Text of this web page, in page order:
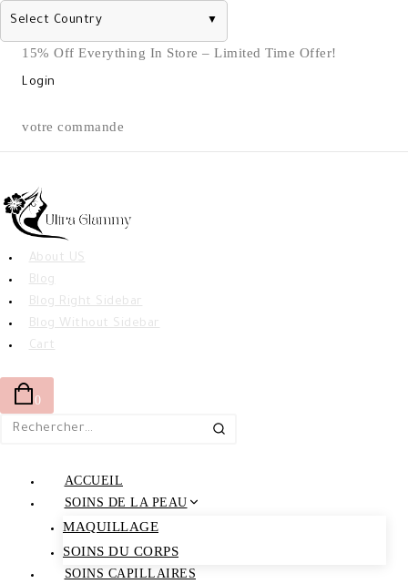
Select Country ▼
Skip15% Off Everything In Store – Limited Time Offer!
Login
votre commande
About US
Blog
Blog Right Sidebar
Blog Without Sidebar
Cart
0
Rechercher :
ACCUEIL
SOINS DE LA PEAU
MAQUILLAGE
SOINS DU CORPS
SOINS CAPILLAIRES